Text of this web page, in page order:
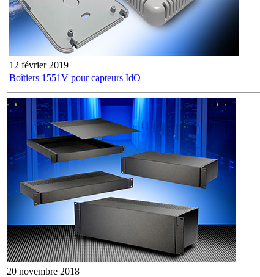
12 février 2019
Boîtiers 1551V pour capteurs IdO
20 novembre 2018